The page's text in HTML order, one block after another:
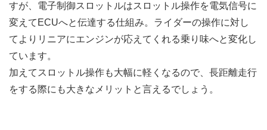
すが、電子制御スロットルはスロットル操作を電気信号に
変えてECUへと伝達する仕組み。ライダーの操作に対し
てよりリニアにエンジンが応えてくれる乗り味へと変化し
ています。
加えてスロットル操作も大幅に軽くなるので、長距離走行
をする際にも大きなメリットと言えるでしょう。